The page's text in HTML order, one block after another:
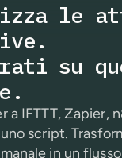
le
su
a IFTTT, Zapier,
script.
in un